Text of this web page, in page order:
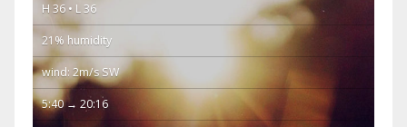
H 36 • L 36
21% humidity
wind: 2m/s SW
5:40 → 20:16